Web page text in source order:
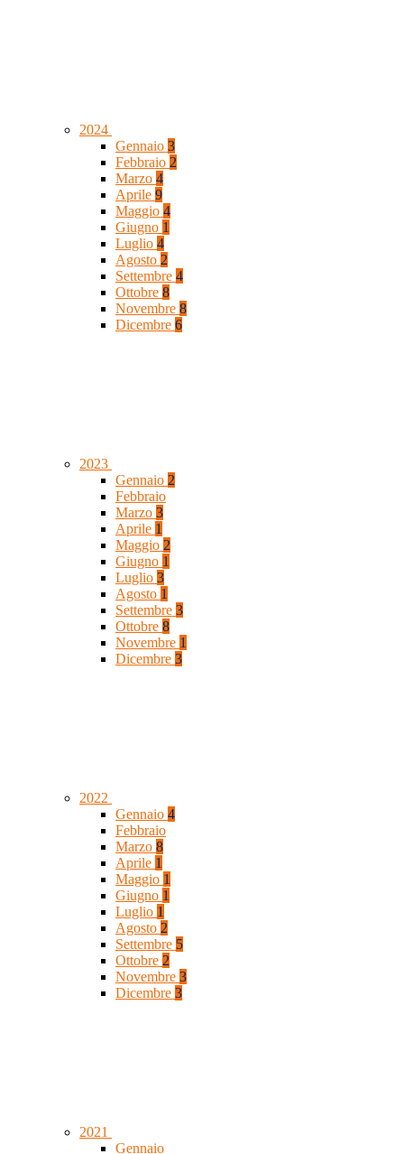
2024
Gennaio 3
Febbraio 2
Marzo 4
Aprile 9
Maggio 4
Giugno 1
Luglio 4
Agosto 2
Settembre 4
Ottobre 8
Novembre 8
Dicembre 6
2023
Gennaio 2
Febbraio
Marzo 3
Aprile 1
Maggio 2
Giugno 1
Luglio 3
Agosto 1
Settembre 3
Ottobre 8
Novembre 1
Dicembre 3
2022
Gennaio 4
Febbraio
Marzo 8
Aprile 1
Maggio 1
Giugno 1
Luglio 1
Agosto 2
Settembre 5
Ottobre 2
Novembre 3
Dicembre 3
2021
Gennaio